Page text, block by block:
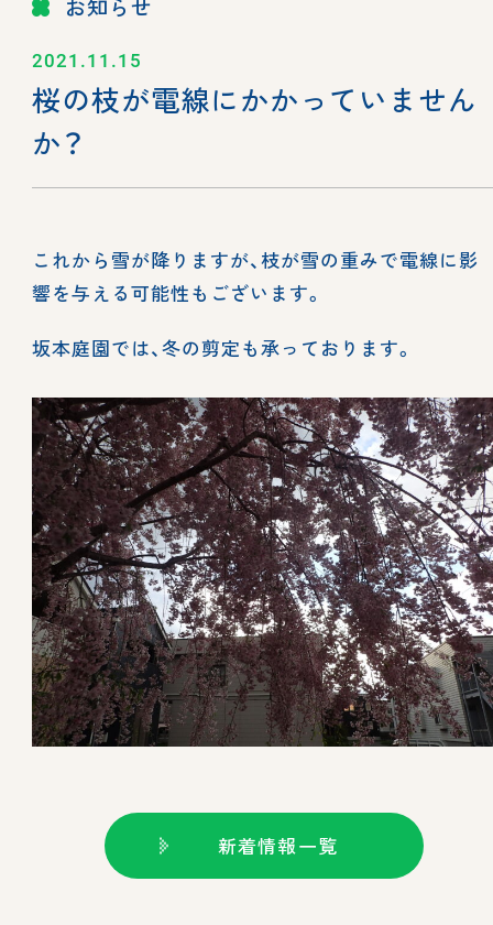
お知らせ
2021.11.15
桜の枝が電線にかかっていません
か？
これから雪が降りますが、枝が雪の重みで電線に影
響を与える可能性もございます。
坂本庭園では、冬の剪定も承っております。
新着情報一覧